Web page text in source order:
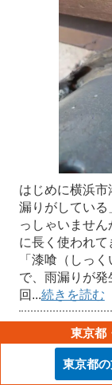
はじめに横浜
漏りがしている
っしゃいませ
に長く使われて
「漆喰（しっ
で、雨漏りが
回...続きを読む
東京都
東京都